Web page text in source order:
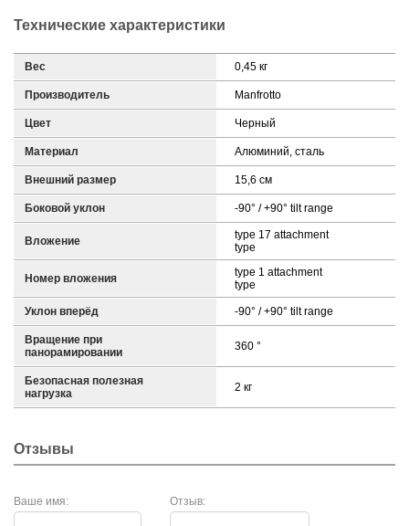
Технические характеристики
Вес 0,45 кг
Производитель Manfrotto
Цвет Черный
Материал Алюминий, сталь
Внешний размер 15,6 см
Боковой уклон -90° / +90° tilt range
Вложение
type 17 attachment
type
Номер вложения
type 1 attachment
type
Уклон вперёд -90° / +90° tilt range
Вращение при
панорамировании
360 °
Безопасная полезная
нагрузка
2 кг
Отзывы
Ваше имя: Отзыв: